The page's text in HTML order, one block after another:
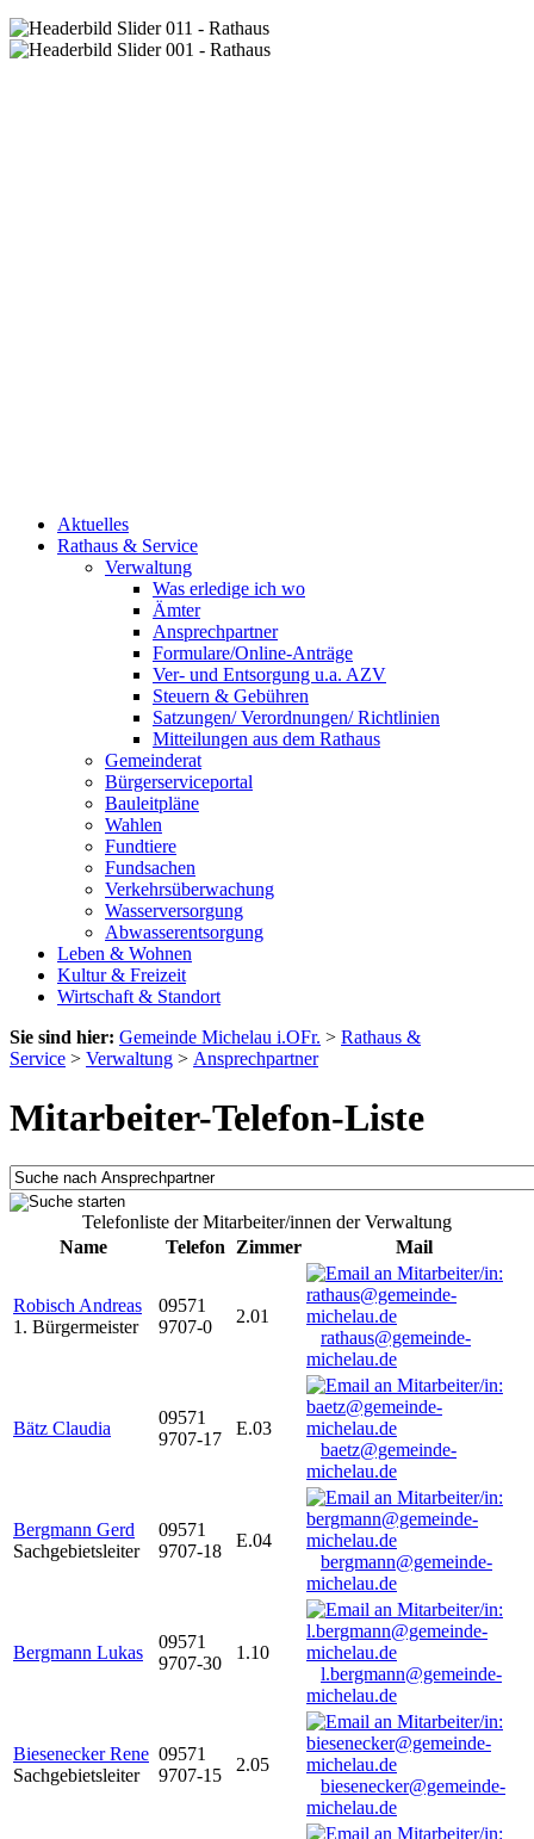
Aktuelles
Rathaus & Service
Verwaltung
Was erledige ich wo
Ämter
Ansprechpartner
Formulare/Online-Anträge
Ver- und Entsorgung u.a. AZV
Steuern & Gebühren
Satzungen/ Verordnungen/ Richtlinien
Mitteilungen aus dem Rathaus
Gemeinderat
Bürgerserviceportal
Bauleitpläne
Wahlen
Fundtiere
Fundsachen
Verkehrsüberwachung
Wasserversorgung
Abwasserentsorgung
Leben & Wohnen
Kultur & Freizeit
Wirtschaft & Standort
Sie sind hier: Gemeinde Michelau i.OFr. > Rathaus &
Service > Verwaltung > Ansprechpartner
Mitarbeiter-Telefon-Liste
Telefonliste der Mitarbeiter/innen der Verwaltung
Name
Telefon Zimmer Mail
Robisch Andreas
1. Bürgermeister
09571
9707-0
2.01
rathaus@gemeinde-
michelau.de
Bätz Claudia
09571
9707-17
E.03
baetz@gemeinde-
michelau.de
Bergmann Gerd
Sachgebietsleiter
09571
9707-18
E.04
bergmann@gemeinde-
michelau.de
Bergmann Lukas
09571
9707-30
1.10
l.bergmann@gemeinde-
michelau.de
Biesenecker Rene
Sachgebietsleiter
09571
9707-15
2.05
biesenecker@gemeinde-
michelau.de